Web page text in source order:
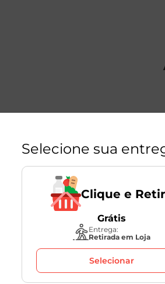
2 anos atrás comprador
2 anos atrás comprador verificado
Selecione sua
Clique e
Grátis
Entrega:
Retirada em Loja
Selecionar